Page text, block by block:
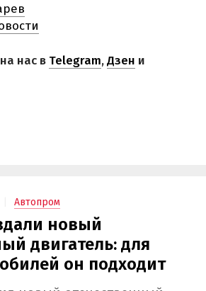
нас в Telegram,Дзен и
Автопром
новый
двигатель: для
он подходит